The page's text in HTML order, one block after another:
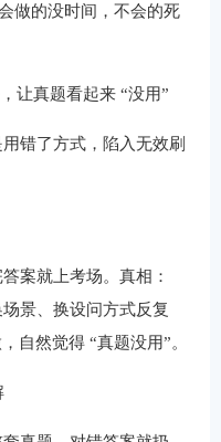
做的没时间，不会的死
让真题看起来 “没用”
错了方式，陷入无效刷
案就上考场。真相：
景、换设问方式反复
自然觉得 “真题没用”。